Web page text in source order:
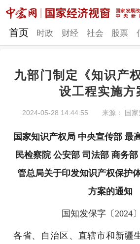
网站地图
财经 社
图片
地方发展
首页 时政 财经 社会 股票
九部门制定《知识产
设工程实施方
2024-05-28 14:44:55 来源： 国
国家知识产权局 中央宣传部 最
民检察院 公安部 司法部 商务
管总局关于印发知识产权保护
方案的通知
国知发保字〔2024
各省、自治区、直辖市和新疆